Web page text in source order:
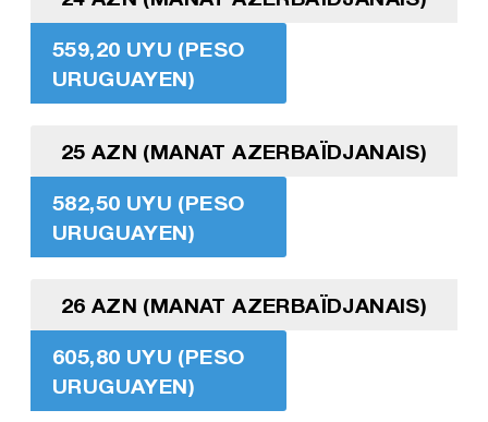
559,20 UYU (PESO
URUGUAYEN)
25 AZN (MANAT AZERBAÏDJANAIS)
582,50 UYU (PESO
URUGUAYEN)
26 AZN (MANAT AZERBAÏDJANAIS)
605,80 UYU (PESO
URUGUAYEN)